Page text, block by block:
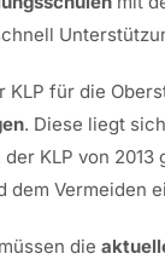
für die
. Diese liegt
KLP von
dem Vermeiden
die